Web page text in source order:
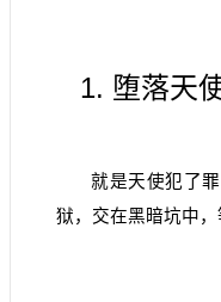
1. 堕落天
就是天使犯了
狱，交在黑暗坑中，